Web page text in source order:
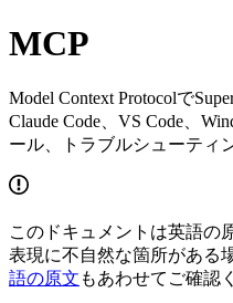
MCP
Model Context Protocolで
Claude Code、VS Code、
ール、トラブルシューティ
このドキュメントは英語の
表現に不自然な箇所がある
語の原文 もあわせてご確認